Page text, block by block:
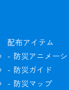
配布アイテム
防災アニメー
防災ガイド
防災マップ